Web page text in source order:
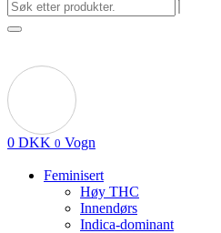
0 DKK 0 Vogn
Feminisert
Høy THC
Innendørs
Indica-dominant